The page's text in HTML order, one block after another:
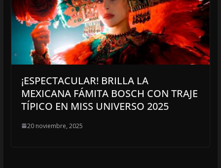
¡ESPECTACULAR! BRILLA LA
MEXICANA FÁMITA BOSCH CON TRAJE
TÍPICO EN MISS UNIVERSO 2025
20 noviembre, 2025